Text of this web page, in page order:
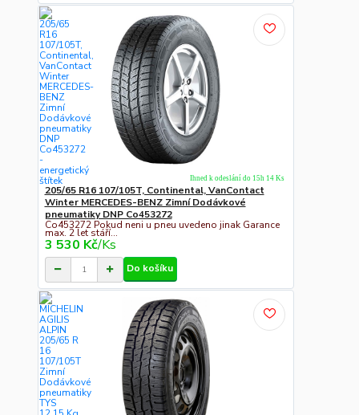
205/65 R16 107/105T, Continental, VanContact
Winter MERCEDES-BENZ Zimní Dodávkové
pneumatiky DNP Co453272
Co453272 Pokud neni u pneu uvedeno jinak Garance
max. 2 let stáří...
3 530 Kč/Ks
Ihned k odeslání do 15h 14 Ks
Do košíku